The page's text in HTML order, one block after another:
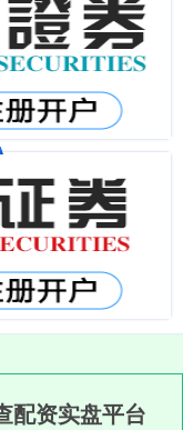
配资实盘平台